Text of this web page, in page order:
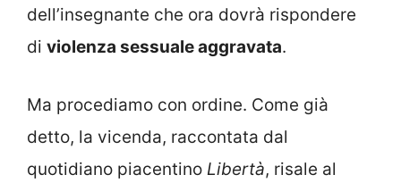
dell’insegnante che ora dovrà rispondere
di violenza sessuale aggravata.
Ma procediamo con ordine. Come già
detto, la vicenda, raccontata dal
quotidiano piacentino Libertà, risale al